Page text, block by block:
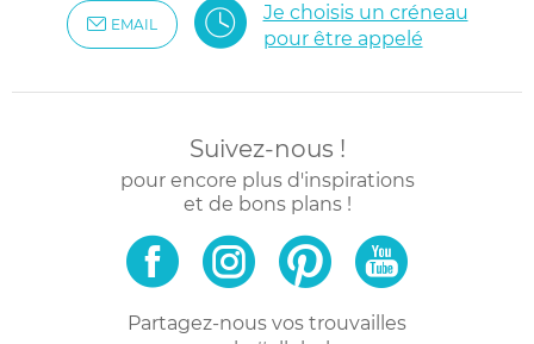
EMAIL
Je choisis un créneau
pour être appelé
Suivez-nous !
pour encore plus d'inspirations
et de bons plans !
Partagez-nous vos trouvailles